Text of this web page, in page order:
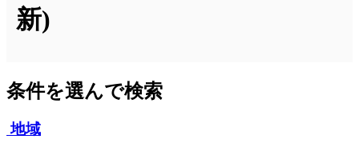
新)
条件を選んで検索
地域